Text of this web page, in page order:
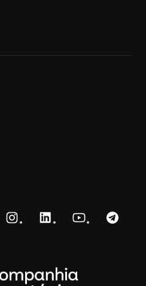
InstagramLinkedInYouTube